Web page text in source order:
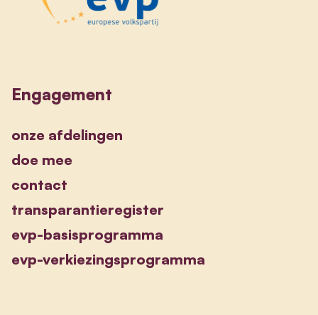
Engagement
onze afdelingen
doe mee
contact
transparantieregister
evp-basisprogramma
evp-verkiezingsprogramma